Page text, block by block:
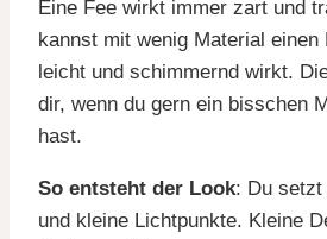
Eine Fee wirkt immer zart und
kannst mit wenig Material
leicht und schimmernd wirkt.
dir, wenn du gern ein bisschen
hast.
So entsteht der Look: Du setzt
und kleine Lichtpunkte. Kleine